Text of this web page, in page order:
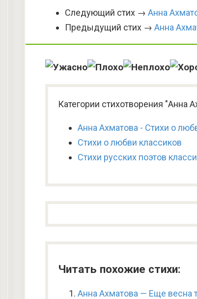
Следующий стих → Анна
Предыдущий стих → Анна
Категории стихотворения "Анна
Анна Ахматова - Стихи о
Стихи о любви классиков
Стихи русских поэтов
Читать похожие стихи:
Анна Ахматова — Еще весна